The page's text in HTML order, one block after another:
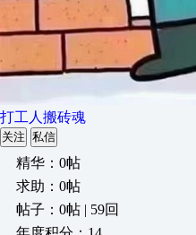
打工人搬砖魂
关注 私信
精华：0帖
求助：0帖
帖子：0帖 | 59回